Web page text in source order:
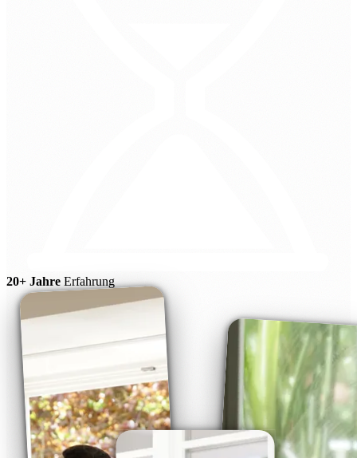
20+ Jahre Erfahrung